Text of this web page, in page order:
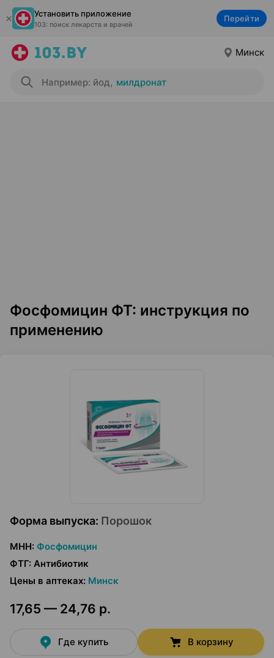
Установить приложение
103: поиск лекарств и врачей
Перейти
Минск
Например: йод, милдронат
Фосфомицин ФТ: инструкция по
применению
Форма выпуска: Порошок
МНН: Фосфомицин
ФТГ: Антибиотик
Цены в аптеках: Минск
17,65 — 24,76 р.
Где купить В корзину